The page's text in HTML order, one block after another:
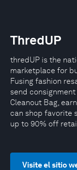
ThredUP
thredUP is the
marketplace for
Fusing fashion
send
Cleanout Bag,
can shop favorite
up to 90% off
Visite el sitio